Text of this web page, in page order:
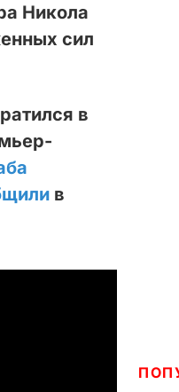
Никола
сил
в
в